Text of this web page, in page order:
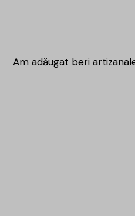
Află
Am adăugat beri